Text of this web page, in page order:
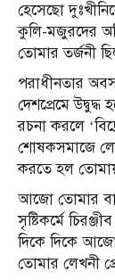
হেসেছো
কুলি-মজুরদের
তোমার তর্জনী
পরাধীনতার
দেশপ্রেমে উদ্বুদ্ধ
রচনা করলে
শোষকসমাজে
করতে হল
আজো তোমার
সৃষ্টিকর্মে
দিকে দিকে আজো
তোমার লেখনী